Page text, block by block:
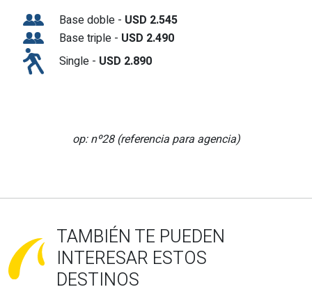
Base doble - USD 2.545
Base triple - USD 2.490
Single - USD 2.890
op: nº28 (referencia para agencia)
TAMBIÉN TE PUEDEN
INTERESAR ESTOS
DESTINOS